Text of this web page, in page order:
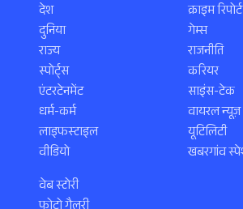
देश
दुनिया
राज्य
स्पोर्ट्स
एंटरटेनमेंट
धर्म-कर्म
लाइफस्टाइल
वीडियो
क्राइम रिपोर्ट
गेम्स
राजनीति
करियर
साइंस-टेक
वायरल न्यूज़
यूटिलिटी
खबरगांव
वेब स्टोरी